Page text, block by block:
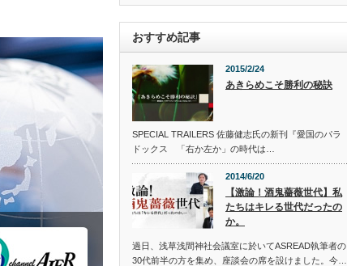
おすすめ記事
2015/2/24
あきらめこそ勝利の秘訣
SPECIAL TRAILERS 佐藤健志氏の新刊『愛国のパラ
ドックス 「右か左か」の時代は…
2014/6/20
【激論！酒鬼薔薇世代】私
たちはキレる世代だったの
か。
過日、浅草浅間神社会議室に於いてASREAD執筆者の
30代前半の方を集め、座談会の席を設けました。今…